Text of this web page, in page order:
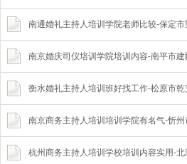
南通婚礼主持人培训学院老师比较-保定
南京婚庆司仪培训学院培训内容-南平市
衡水婚礼主持人培训班好找工作-松原市
南京商务主持人培训培训学院有名气-忻
杭州商务主持人培训学校培训内容实用-北